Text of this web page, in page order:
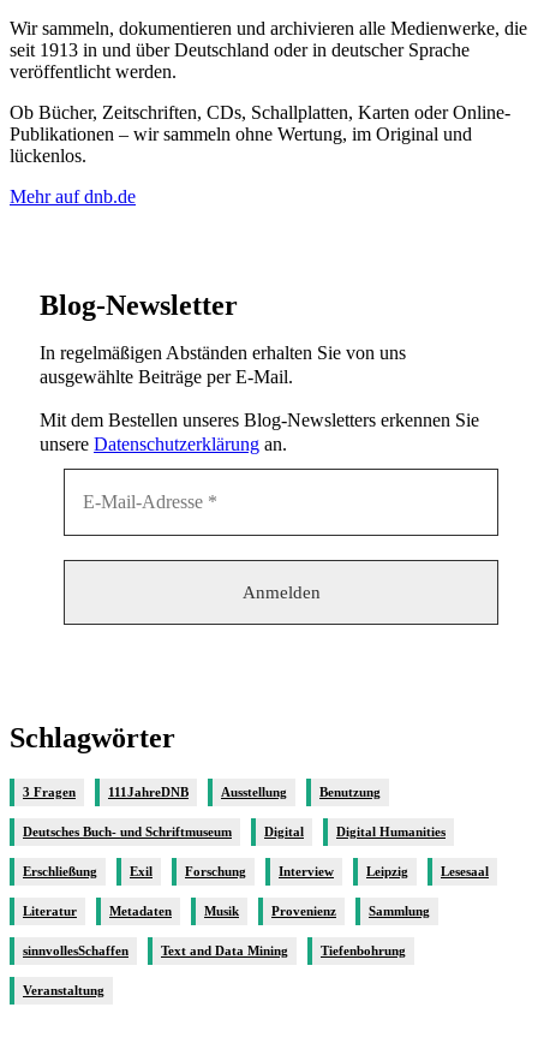
Wir sammeln, dokumentieren und archivieren alle Medienwerke, die
seit 1913 in und über Deutschland oder in deutscher Sprache
veröffentlicht werden.
Ob Bücher, Zeitschriften, CDs, Schallplatten, Karten oder Online-
Publikationen – wir sammeln ohne Wertung, im Original und
lückenlos.
Mehr auf dnb.de
Blog-Newsletter
In regelmäßigen Abständen erhalten Sie von uns
ausgewählte Beiträge per E-Mail.
Mit dem Bestellen unseres Blog-Newsletters erkennen Sie
unsere Datenschutzerklärung an.
Schlagwörter
3 Fragen 111JahreDNB Ausstellung Benutzung
Deutsches Buch- und Schriftmuseum Digital Digital Humanities
Erschließung Exil Forschung Interview Leipzig Lesesaal
Literatur Metadaten Musik Provenienz Sammlung
sinnvollesSchaffen Text and Data Mining Tiefenbohrung
Veranstaltung